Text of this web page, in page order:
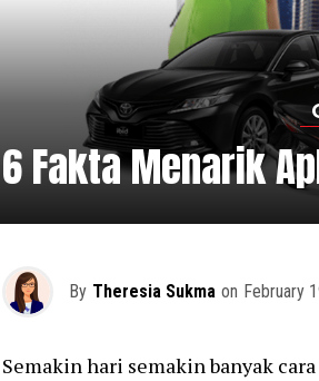
6 Fakta Menarik
By Theresia Sukma on February
Semakin hari semakin banyak